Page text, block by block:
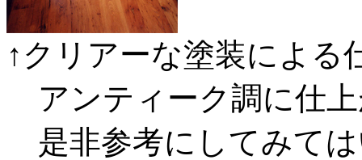
↑クリアーな塗装による
アンティーク調に仕
是非参考にしてみて